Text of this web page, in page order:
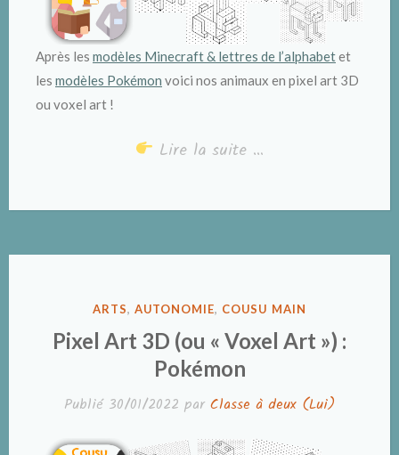
Après les modèles Minecraft & lettres de l’alphabetet
les modèles Pokémon voici nos animaux en pixel art 3D
ou voxel art !
Lire la suite …
PUBLIÉ
ARTS, AUTONOMIE, COUSU MAIN
Pixel Art 3D (ou « Voxel Art ») :
Pokémon
Publié 30/01/2022 par Classe à deux (Lui)